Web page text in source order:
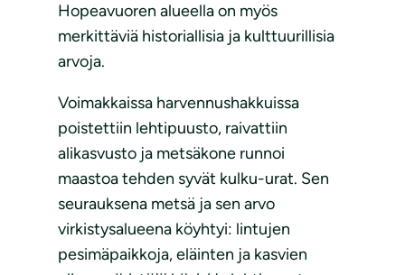
Hopeavuoren alueella on myös
merkittäviä historiallisia ja kulttuurillisia
arvoja.
Voimakkaissa harvennushakkuissa
poistettiin lehtipuusto, raivattiin
alikasvusto ja metsäkone runnoi
maastoa tehden syvät kulku-urat. Sen
seurauksena metsä ja sen arvo
virkistysalueena köyhtyi: lintujen
pesimäpaikkoja, eläinten ja kasvien